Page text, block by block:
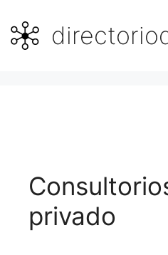
contenido
privado